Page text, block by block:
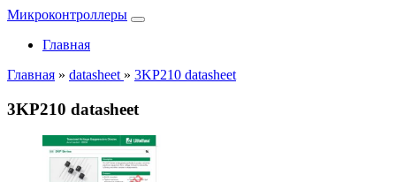
Микроконтроллеры
Главная
Главная » datasheet » 3KP210 datasheet
3KP210 datasheet